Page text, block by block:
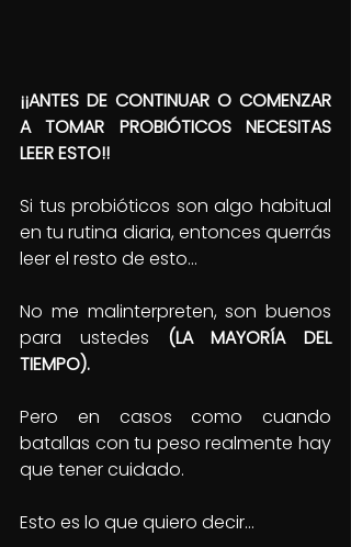
¡¡ANTES DE CONTINUAR O COMENZAR
A TOMAR PROBIÓTICOS NECESITAS
LEER ESTO!!
Si tus probióticos son algo habitual
en tu rutina diaria, entonces querrás
leer el resto de esto…
No me malinterpreten, son buenos
para ustedes (LA MAYORÍA DEL
TIEMPO).
Pero en casos como cuando
batallas con tu peso realmente hay
que tener cuidado.
Esto es lo que quiero decir…